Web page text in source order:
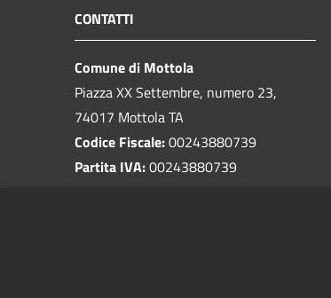
CONTATTI
Comune di Mottola
Piazza XX Settembre, numero 23,
74017 Mottola TA
Codice Fiscale:00243880739
Partita IVA:00243880739